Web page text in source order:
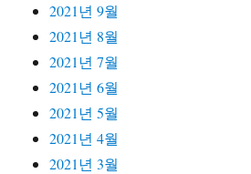
2021년 9월
2021년 8월
2021년 7월
2021년 6월
2021년 5월
2021년 4월
2021년 3월